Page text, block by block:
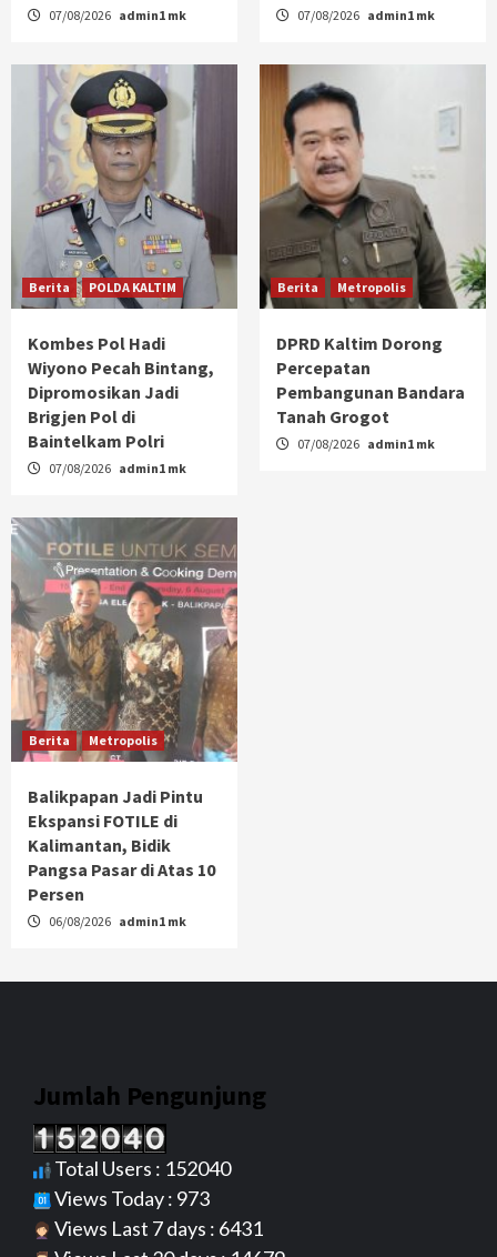
07/08/2026 admin1 mk 07/08/2026 admin1 mk
Berita POLDA KALTIM
Kombes Pol Hadi
Wiyono Pecah Bintang,
Dipromosikan Jadi
Brigjen Pol di
Baintelkam Polri
07/08/2026 admin1 mk
Berita Metropolis
DPRD Kaltim Dorong
Percepatan
Pembangunan Bandara
Tanah Grogot
07/08/2026 admin1 mk
Berita Metropolis
Balikpapan Jadi Pintu
Ekspansi FOTILE di
Kalimantan, Bidik
Pangsa Pasar di Atas 10
Persen
06/08/2026 admin1 mk
Jumlah Pengunjung
Total Users : 152040
Views Today : 973
Views Last 7 days : 6431